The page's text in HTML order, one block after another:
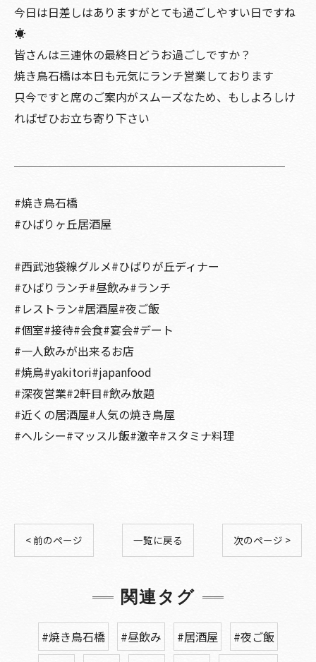
今日は日差しはありますがとても過ごしやすい日ですね
☀️
皆さんは三連休の最終日どうお過ごしですか？
焼き鳥石橋は本日も元気にランチ営業しております
只今ですと席のご案内がスムーズなため、もしよろしけ
ればぜひお立ち寄り下さい
#焼き鳥石橋
#ひばりヶ丘居酒屋
#西武池袋線グルメ#ひばりが丘ディナー
#ひばりランチ#昼飲み#ランチ
#レストラン#居酒屋#夜ご飯
#個室#接待#会食#宴会#デート
#一人飲みが出来るお店
#焼鳥#yakitori#japanfood
#深夜営業#2軒目#飲み放題
#近くの居酒屋#人気の焼き鳥屋
#ヘルシー#マッスル飯#激辛#スタミナ料理
< 前のページ 一覧に戻る 次のページ >
関連タグ
#焼き鳥石橋 #昼飲み #居酒屋
#夜ご飯